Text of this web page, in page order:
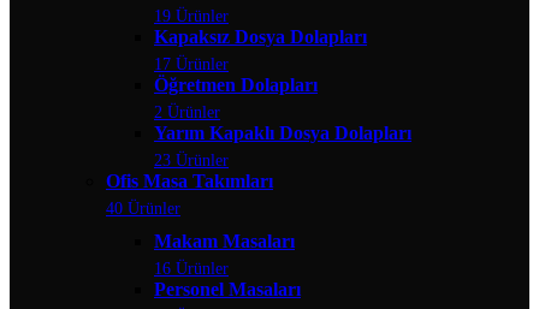
19 Ürünler
Kapaksız Dosya Dolapları
17 Ürünler
Öğretmen Dolapları
2 Ürünler
Yarım Kapaklı Dosya Dolapları
23 Ürünler
Ofis Masa Takımları
40 Ürünler
Makam Masaları
16 Ürünler
Personel Masaları